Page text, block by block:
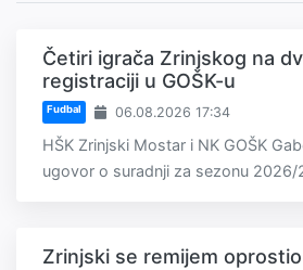
Četiri igrača Zrinjskog na
registraciji u GOŠK-u
Fudbal 06.08.2026 17:34
HŠK Zrinjski Mostar i NK GOŠK
ugovor o suradnji za sezonu 2026/
Zrinjski se remijem